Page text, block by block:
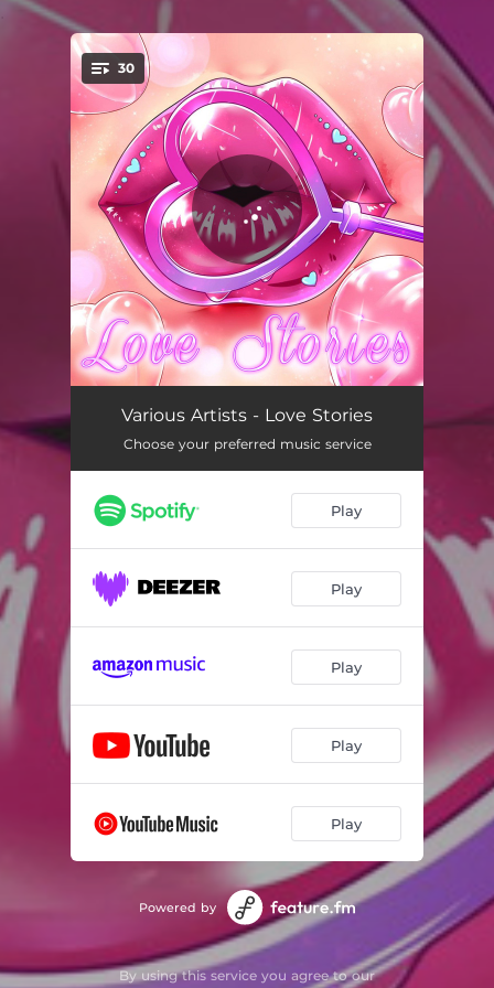
You're all set!
30
Пісня буде поміж нас (Radio Edit) 03:03
Квітла калина 03:58
Світло в тобі 03:34
Тантра 03:50
А тепер усе інакше 02:47
Ти мене кохай
Люба 03:35
02:47
03:50
03:16
А на танцполе 02:34
Плюс один 03:24
Various Artists - Love Stories
Choose your preferred music service
Play
Play
Play
Play
Play
Powered by
By using this service you agree to our
.